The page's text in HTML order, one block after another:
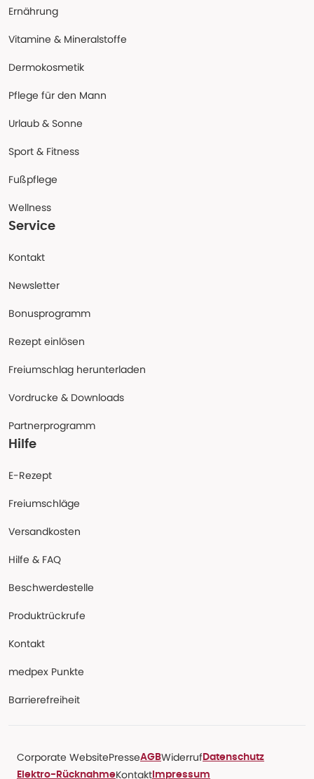
Ernährung
Vitamine & Mineralstoffe
Dermokosmetik
Pflege für den Mann
Urlaub & Sonne
Sport & Fitness
Fußpflege
Wellness
Service
Kontakt
Newsletter
Bonusprogramm
Rezept einlösen
Freiumschlag herunterladen
Vordrucke & Downloads
Partnerprogramm
Hilfe
E-Rezept
Freiumschläge
Versandkosten
Hilfe & FAQ
Beschwerdestelle
Produktrückrufe
Kontakt
medpex Punkte
Barrierefreiheit
Corporate WebsitePresseAGBWiderruf Datenschutz
Elektro-RücknahmeKontakt Impressum